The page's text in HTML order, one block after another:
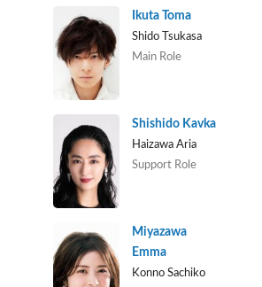
Ikuta Toma
Shido Tsukasa
Main Role
Shishido Kavka
Haizawa Aria
Support Role
Miyazawa
Emma
Konno Sachiko